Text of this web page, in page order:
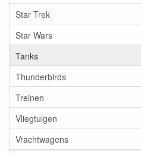
Star Trek
Star Wars
Tanks
Thunderbirds
Treinen
Vliegtuigen
Vrachtwagens